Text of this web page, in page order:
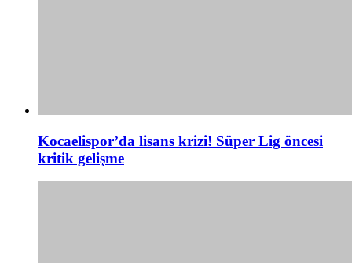
Kocaelispor’da lisans krizi! Süper Lig öncesi
kritik gelişme